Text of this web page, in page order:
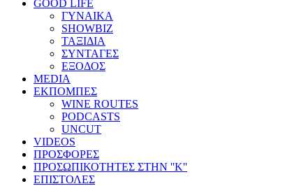
GOOD LIFE
ΓΥΝΑΙΚΑ
SHOWBIZ
ΤΑΞΙΔΙΑ
ΣΥΝΤΑΓΕΣ
ΕΞΟΔΟΣ
MEDIA
ΕΚΠΟΜΠΕΣ
WINE ROUTES
PODCASTS
UNCUT
VIDEOS
ΠΡΟΣΦΟΡΕΣ
ΠΡΟΣΩΠΙΚΟΤΗΤΕΣ ΣΤΗΝ ''Κ''
ΕΠΙΣΤΟΛΕΣ